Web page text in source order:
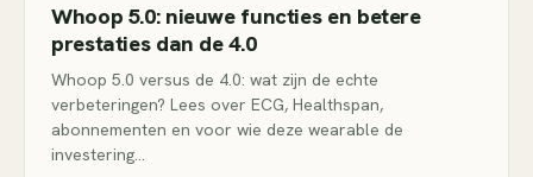
Whoop 5.0: nieuwe functies en betere
prestaties dan de 4.0
Whoop 5.0 versus de 4.0: wat zijn de echte
verbeteringen? Lees over ECG, Healthspan,
abonnementen en voor wie deze wearable de
investering…